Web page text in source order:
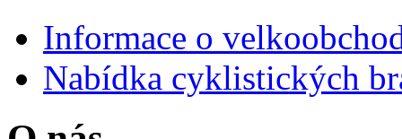
Informace o
Nabídka cyklistických